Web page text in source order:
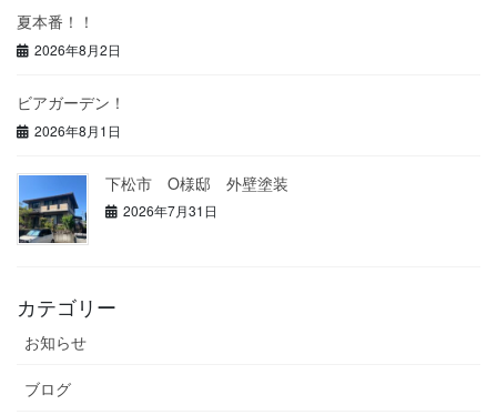
夏本番！！
2026年8月2日
ビアガーデン！
2026年8月1日
下松市 O様邸 外壁塗装
2026年7月31日
カテゴリー
お知らせ
ブログ